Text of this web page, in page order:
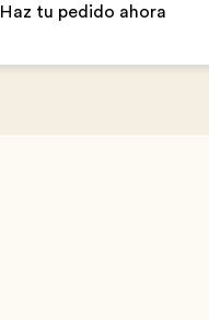
Haz tu pedido ahora